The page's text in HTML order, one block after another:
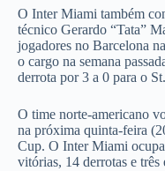
O Inter Miami também
técnico Gerardo “Tata”
jogadores no Barcelona
o cargo na semana
derrota por 3 a 0 para o
O time norte-americano
na próxima quinta-feira
Cup. O Inter Miami
vitórias, 14 derrotas e três